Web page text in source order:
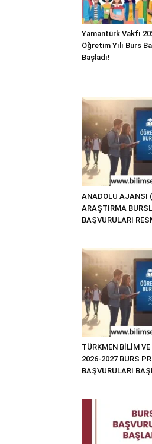
Yamantürk Vakfı
Öğretim Yılı Burs
Başladı!
ANADOLU AJANSI
ARAŞTIRMA
BAŞVURULARI
TÜRKMEN BİLİM
2026-2027 BURS
BAŞVURULARI